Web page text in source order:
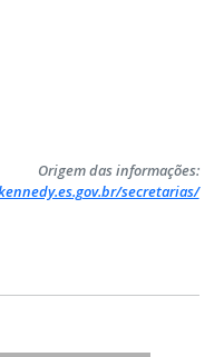
Origem das informações:
secretarias/